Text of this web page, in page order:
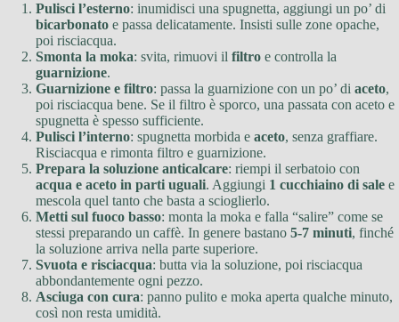
Pulisci l’esterno: inumidisci una spugnetta, aggiungi un po’ di
bicarbonato e passa delicatamente. Insisti sulle zone opache,
poi risciacqua.
Smonta la moka: svita, rimuovi il filtro e controlla la
guarnizione.
Guarnizione e filtro: passa la guarnizione con un po’ di aceto,
poi risciacqua bene. Se il filtro è sporco, una passata con aceto e
spugnetta è spesso sufficiente.
Pulisci l’interno: spugnetta morbida e aceto, senza graffiare.
Risciacqua e rimonta filtro e guarnizione.
Prepara la soluzione anticalcare: riempi il serbatoio con
acqua e aceto in parti uguali. Aggiungi 1 cucchiaino di sale e
mescola quel tanto che basta a scioglierlo.
Metti sul fuoco basso: monta la moka e falla “salire” come se
stessi preparando un caffè. In genere bastano 5-7 minuti, finché
la soluzione arriva nella parte superiore.
Svuota e risciacqua: butta via la soluzione, poi risciacqua
abbondantemente ogni pezzo.
Asciuga con cura: panno pulito e moka aperta qualche minuto,
così non resta umidità.